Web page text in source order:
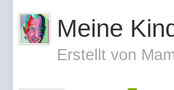
Meine
Erstellt von